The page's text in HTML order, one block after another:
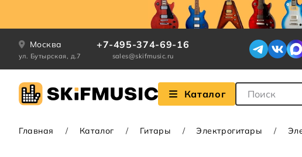
Москва
ул. Бутырская, д.7
+7-495-374-69-16
sales@skifmusic.ru
Каталог Поле для
Главная Каталог Гитары Электрогитары